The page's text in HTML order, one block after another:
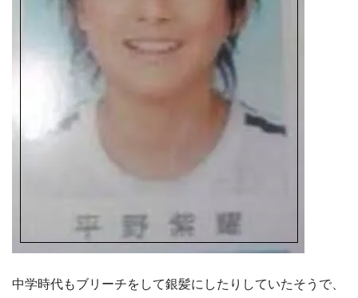
中学時代もブリーチをして銀髪にしたりしていたそうで、